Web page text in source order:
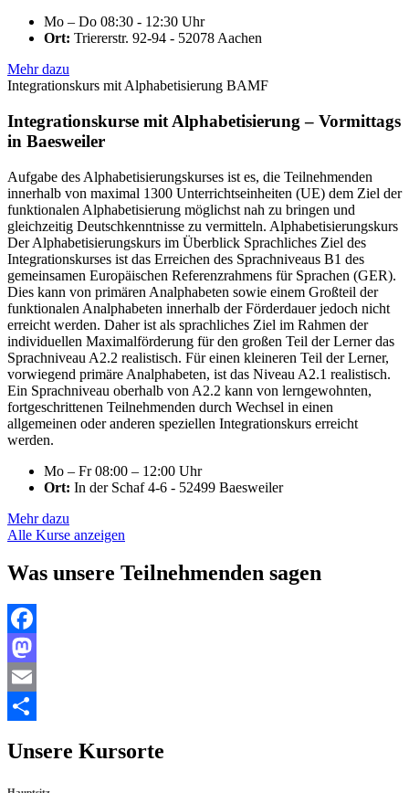
Mo – Do 08:30 - 12:30 Uhr
Ort: Triererstr. 92-94 - 52078 Aachen
Mehr dazu
Integrationskurs mit Alphabetisierung BAMF
Integrationskurse mit Alphabetisierung – Vormittags
in Baesweiler
Aufgabe des Alphabetisierungskurses ist es, die Teilnehmenden
innerhalb von maximal 1300 Unterrichtseinheiten (UE) dem Ziel der
funktionalen Alphabetisierung möglichst nah zu bringen und
gleichzeitig Deutschkenntnisse zu vermitteln. Alphabetisierungskurs
Der Alphabetisierungskurs im Überblick Sprachliches Ziel des
Integrationskurses ist das Erreichen des Sprachniveaus B1 des
gemeinsamen Europäischen Referenzrahmens für Sprachen (GER).
Dies kann von primären Analphabeten sowie einem Großteil der
funktionalen Analphabeten innerhalb der Förderdauer jedoch nicht
erreicht werden. Daher ist als sprachliches Ziel im Rahmen der
individuellen Maximalförderung für den großen Teil der Lerner das
Sprachniveau A2.2 realistisch. Für einen kleineren Teil der Lerner,
vorwiegend primäre Analphabeten, ist das Niveau A2.1 realistisch.
Ein Sprachniveau oberhalb von A2.2 kann von lerngewohnten,
fortgeschrittenen Teilnehmenden durch Wechsel in einen
allgemeinen oder anderen speziellen Integrationskurs erreicht
werden.
Mo – Fr 08:00 – 12:00 Uhr
Ort: In der Schaf 4-6 - 52499 Baesweiler
Mehr dazu
Alle Kurse anzeigen
Was unsere Teilnehmenden sagen
Facebook
Mastodon
Email
Unsere Kursorte